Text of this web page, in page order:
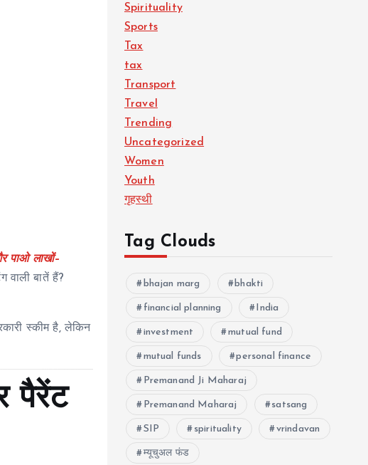
पाओ लाखों–
वाली बातें हैं?
स्कीम है, लेकिन
पैरेंट
Spirituality
Sports
Tax
tax
Transport
Travel
Trending
Uncategorized
Women
Youth
गृहस्थी
Tag Clouds
bhajan marg bhakti
financial planning India
investment mutual fund
mutual funds personal finance
Premanand Ji Maharaj
Premanand Maharaj satsang
SIP spirituality vrindavan
म्यूचुअल फंड